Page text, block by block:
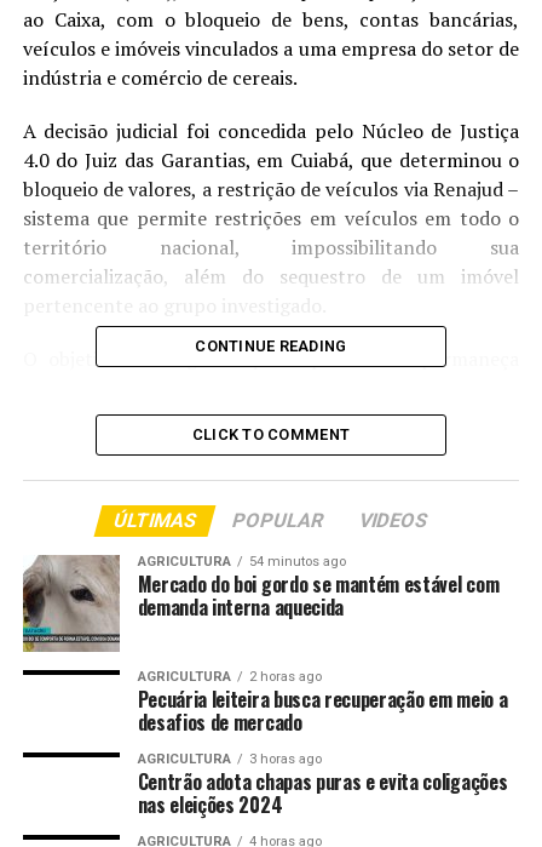
ao Caixa, com o bloqueio de bens, contas bancárias,
veículos e imóveis vinculados a uma empresa do setor de
indústria e comércio de cereais.
A decisão judicial foi concedida pelo Núcleo de Justiça
4.0 do Juiz das Garantias, em Cuiabá, que determinou o
bloqueio de valores, a restrição de veículos via Renajud –
sistema que permite restrições em veículos em todo o
território nacional, impossibilitando sua
comercialização, além do sequestro de um imóvel
O objetivo é assegurar que o patrimônio permaneça
pela Delegacia Especializada em Crimes Fazendários
(Defaz), com apoio técnico da Secretaria de Estado de
Fazenda (Sefaz-MT) e manifestação do Ministério
Público Estadual, foram identificados indícios de
omissão de registros fiscais, escrituração irregular e uso
indevido de benefícios tributários do Programa de
Desenvolvimento Industrial e Comercial de Mato Grosso
(Prodeic), o que gerou débitos tributários definitivos
superiores a R$ 33 milhões, referentes a ICMS não
recolhido entre 2012 e 2016.
Para o delegado Walter de Melo Fonseca Júnior, titular
CONTINUE READING
CLICK TO COMMENT
ÚLTIMAS POPULAR VIDEOS
AGRICULTURA 54 minutos ago
Mercado do boi gordo se mantém estável com
demanda interna aquecida
AGRICULTURA 2 horas ago
Pecuária leiteira busca recuperação em meio a
desafios de mercado
AGRICULTURA 3 horas ago
Centrão adota chapas puras e evita coligações
nas eleições 2024
AGRICULTURA 4 horas ago